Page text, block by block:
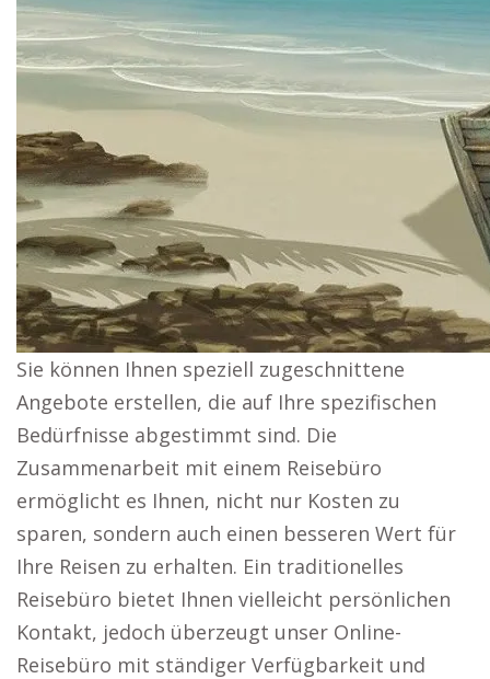
Sie können Ihnen speziell zugeschnittene
Angebote erstellen, die auf Ihre spezifischen
Bedürfnisse abgestimmt sind. Die
Zusammenarbeit mit einem Reisebüro
ermöglicht es Ihnen, nicht nur Kosten zu
sparen, sondern auch einen besseren Wert für
Ihre Reisen zu erhalten. Ein traditionelles
Reisebüro bietet Ihnen vielleicht persönlichen
Kontakt, jedoch überzeugt unser Online-
Reisebüro mit ständiger Verfügbarkeit und